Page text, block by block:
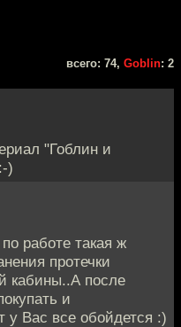
всего: 74, Goblin: 2
"Гоблин и
)
работе такая ж
протечки
кабины..А после
и
у Вас все обойдется :)